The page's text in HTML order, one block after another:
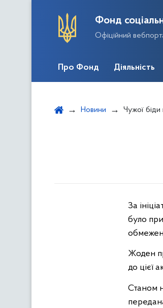
Фонд
Офіційний
Про Фонд Діяльність
Новини Чужої біди
За
було
Жоден
до цієї
Станом